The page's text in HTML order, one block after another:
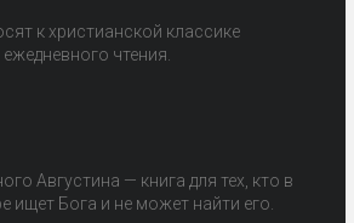
к христианской классике
чтения.
Августина — книга для тех, кто в
ищет Бога и не может найти его.